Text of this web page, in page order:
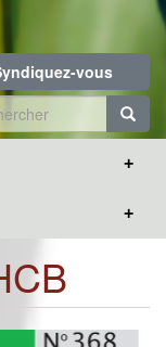
vous